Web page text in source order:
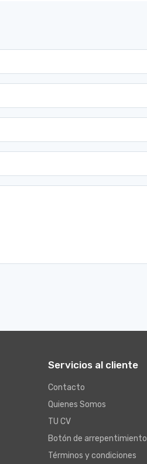
Servicios al cliente
Contacto
Quienes Somos
TU CV
Botón de arrepentimiento
Términos y condiciones